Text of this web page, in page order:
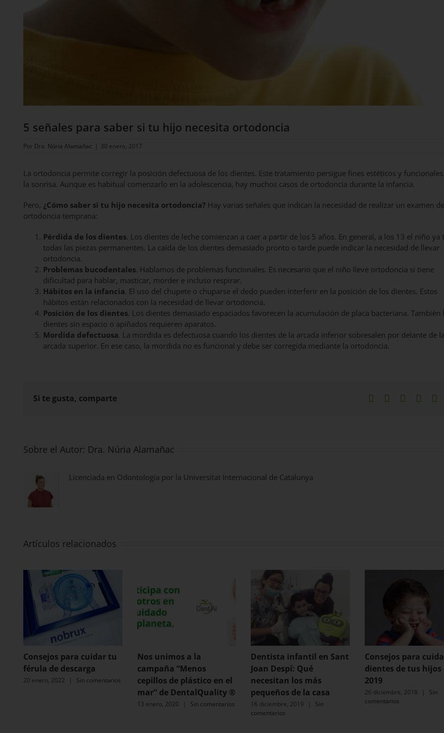
5 señales para saber si tu hijo necesita ortodoncia
Por Dra. Núria Alamañac | 30 enero, 2017
La ortodoncia permite corregir la posición defectuosa de los dientes. Este tratamiento persigue fines estéticos y
la sonrisa. Aunque es habitual comenzarlo en la adolescencia, hay muchos casos de ortodoncia durante la infancia.
Pero, ¿Cómo saber si tu hijo necesita ortodoncia? Hay varias señales que indican la necesidad de realizar un examen de
ortodoncia temprana:
Pérdida de los dientes. Los dientes de leche comienzan a caer a partir de los 5 años. En general, a los 13 el niño ya
todas las piezas permanentes. La caída de los dientes demasiado pronto o tarde puede indicar la necesidad de llevar
ortodoncia.
Problemas bucodentales. Hablamos de problemas funcionales. Es necesario que el niño lleve ortodoncia si tiene
dificultad para hablar, masticar, morder e incluso respirar.
Hábitos en la infancia. El uso del chupete o chuparse el dedo pueden interferir en la posición de los dientes. Estos
hábitos están relacionados con la necesidad de llevar ortodoncia.
Posición de los dientes. Los dientes demasiado espaciados favorecen la acumulación de placa bacteriana. También
dientes sin espacio o apiñados requieren aparatos.
Mordida defectuosa. La mordida es defectuosa cuando los dientes de la arcada inferior sobresalen por delante de la
arcada superior. En ese caso, la mordida no es funcional y debe ser corregida mediante la ortodoncia.
Si te gusta, comparte Facebook LinkedIn
Sobre el Autor: Dra. Núria Alamañac
Licenciada en Odontología por la Universitat Internacional de Catalunya
Artículos relacionados
Consejos para cuidar tu
férula de descarga
20 enero, 2022 | Sin comentarios
Nos unimos a la
campaña “Menos
cepillos de plástico en el
mar” de DentalQuality ®
13 enero, 2020 | Sin comentarios
Dentista infantil en Sant
Joan Despí: Qué
necesitan los más
pequeños de la casa
16 diciembre, 2019 |
Sin
comentarios
Consejos para
dientes de tus hijos
2019
26 diciembre, 2018 |
Sin
comentarios